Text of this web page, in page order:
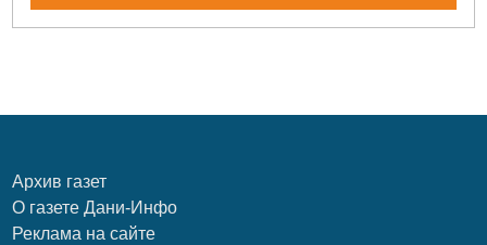
Архив газет
О газете Дани-Инфо
Реклама на сайте